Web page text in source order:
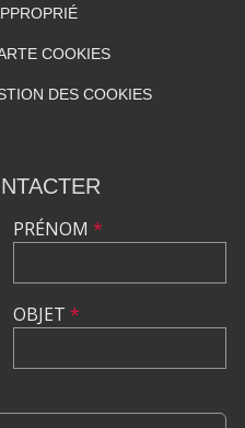
COOKIES
DES COOKIES
PRÉNOM *
OBJET *